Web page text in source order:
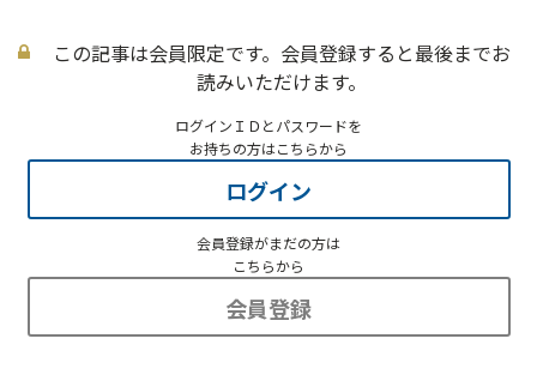
この記事は会員限定です。会員登録すると最後までお
読みいただけます。
ログインＩＤとパスワードを
お持ちの方はこちらから
ログイン
会員登録がまだの方は
こちらから
会員登録